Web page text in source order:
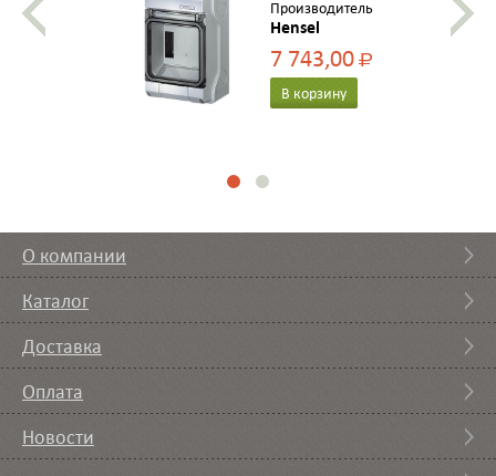
прозрачной дверью, цвет
серый
Производитель
Hensel
7 743,00Р
В корзину
О компании
Каталог
Доставка
Оплата
Новости